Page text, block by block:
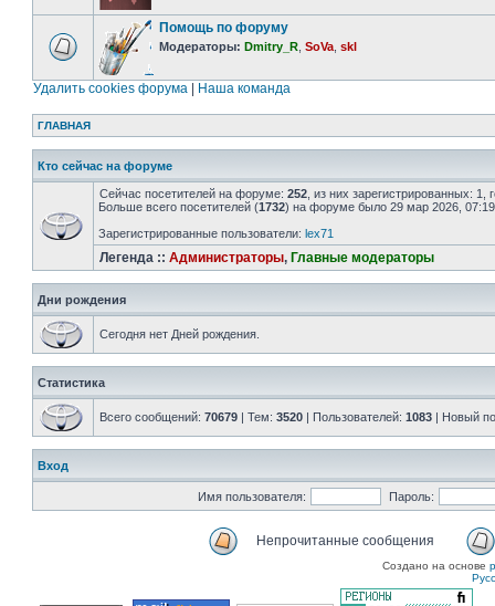
Помощь по форуму
Модераторы: Dmitry_R SoVa skl
Удалить cookies форума Наша команда
ГЛАВНАЯ
Кто сейчас на форуме
Сейчас посетителей на форуме: 252 , из них зарегистрированных:
Больше всего посетителей (1732) на форуме было 29 мар 2026, 07:19
Зарегистрированные пользователи: lex71
Легенда :: Администраторы, Главные модераторы
Дни рождения
Сегодня нет Дней рождения.
Статистика
Всего сообщений: 70679 | Тем: 3520 | Пользователей: 1083 | Новый
Вход
Имя пользователя: Пароль:
Непрочитанные сообщения
Создано на основе